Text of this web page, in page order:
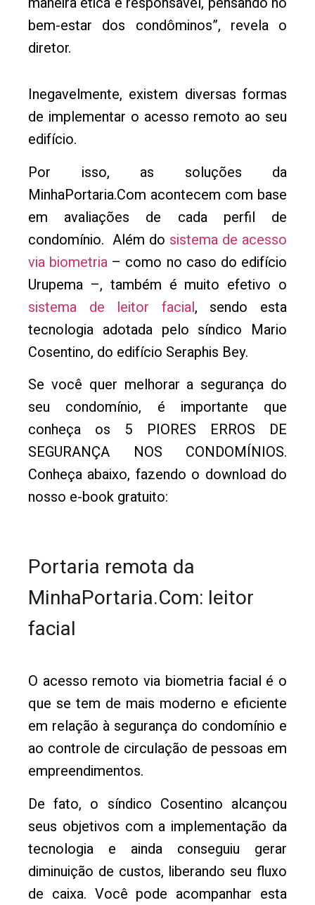
bem-estar dos condôminos”, revela o
diretor.
Inegavelmente, existem diversas formas
de implementar o acesso remoto ao seu
edifício.
Por isso, as soluções da
MinhaPortaria.Com acontecem com base
em avaliações de cada perfil de
condomínio. Além do sistema de acesso
via biometria – como no caso do edifício
Urupema –, também é muito efetivo o
sistema de leitor facial, sendo esta
tecnologia adotada pelo síndico Mario
Cosentino, do edifício Seraphis Bey.
Se você quer melhorar a segurança do
seu condomínio, é importante que
conheça os 5 PIORES ERROS DE
SEGURANÇA NOS CONDOMÍNIOS.
Conheça abaixo, fazendo o download do
nosso e-book gratuito:
Portaria remota da
MinhaPortaria.Com: leitor
facial
O acesso remoto via biometria facial é o
que se tem de mais moderno e eficiente
em relação à segurança do condomínio e
ao controle de circulação de pessoas em
empreendimentos.
De fato, o síndico Cosentino alcançou
seus objetivos com a implementação da
tecnologia e ainda conseguiu gerar
diminuição de custos, liberando seu fluxo
de caixa. Você pode acompanhar esta